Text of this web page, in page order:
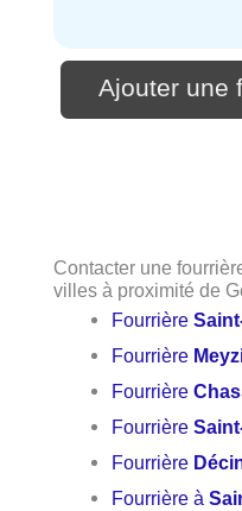
Ajouter une
Contacter une
villes à proximité de
Fourrière
Fourrière
Fourrière
Fourrière
Fourrière
Fourrière à